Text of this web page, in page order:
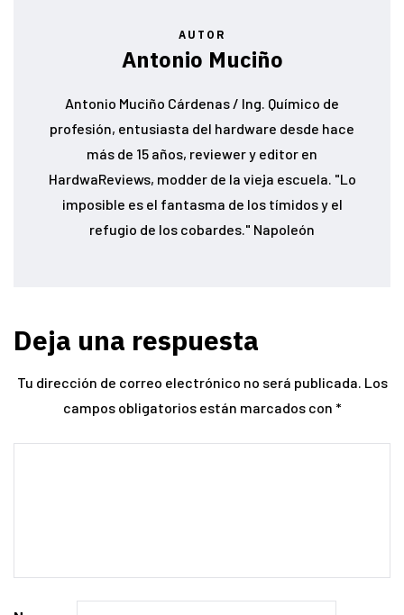
AUTOR
Antonio Muciño
Antonio Muciño Cárdenas / Ing. Químico de
profesión, entusiasta del hardware desde hace
más de 15 años, reviewer y editor en
HardwaReviews, modder de la vieja escuela. "Lo
imposible es el fantasma de los tímidos y el
refugio de los cobardes." Napoleón
Deja una respuesta
Tu dirección de correo electrónico no será publicada. Los
campos obligatorios están marcados con *